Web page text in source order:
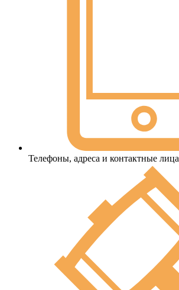
Телефоны, адреса и контактные лица